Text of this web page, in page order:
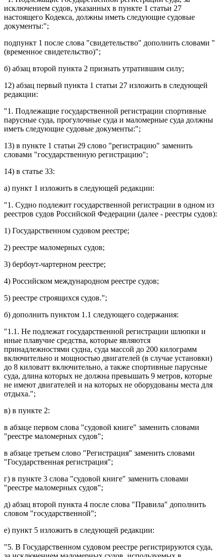
исключением судов, указанных в пункте 1 статьи 27
настоящего Кодекса, должны иметь следующие судовые
документы:";
подпункт 1 после слова "свидетельство" дополнить словами "
(временное свидетельство)";
б) абзац второй пункта 2 признать утратившим силу;
12) абзац первый пункта 1 статьи 27 изложить в следующей
редакции:
"1. Подлежащие государственной регистрации спортивные
парусные суда, прогулочные суда и маломерные суда должны
иметь следующие судовые документы:";
13) в пункте 1 статьи 29 слово "регистрацию" заменить
словами "государственную регистрацию";
14) в статье 33:
а) пункт 1 изложить в следующей редакции:
"1. Судно подлежит государственной регистрации в одном из
реестров судов Российской Федерации (далее - реестры судов):
1) Государственном судовом реестре;
2) реестре маломерных судов;
3) бербоут-чартерном реестре;
4) Российском международном реестре судов;
5) реестре строящихся судов.";
б) дополнить пунктом 1.1 следующего содержания:
"1.1. Не подлежат государственной регистрации шлюпки и
иные плавучие средства, которые являются
принадлежностями судна, суда массой до 200 килограмм
включительно и мощностью двигателей (в случае установки)
до 8 киловатт включительно, а также спортивные парусные
суда, длина которых не должна превышать 9 метров, которые
не имеют двигателей и на которых не оборудованы места для
отдыха.";
в) в пункте 2:
в абзаце первом слова "судовой книге" заменить словами
"реестре маломерных судов";
в абзаце третьем слово "Регистрация" заменить словами
"Государственная регистрация";
г) в пункте 3 слова "судовой книге" заменить словами
"реестре маломерных судов";
д) абзац второй пункта 4 после слова "Правила" дополнить
словом "государственной";
е) пункт 5 изложить в следующей редакции:
"5. В Государственном судовом реестре регистрируются суда,